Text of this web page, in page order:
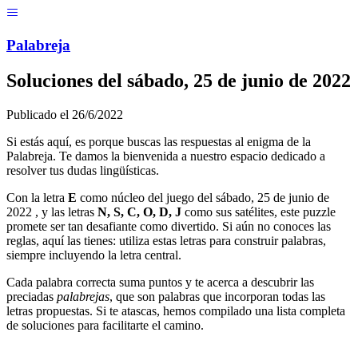
Palabreja
Soluciones del sábado, 25 de junio de 2022
Publicado el 26/6/2022
Si estás aquí, es porque buscas las respuestas al enigma de la
Palabreja. Te damos la bienvenida a nuestro espacio dedicado a
resolver tus dudas lingüísticas.
Con la letra E como núcleo del juego del sábado, 25 de junio de
2022 , y las letras N, S, C, O, D, J como sus satélites, este puzzle
promete ser tan desafiante como divertido. Si aún no conoces las
reglas, aquí las tienes: utiliza estas letras para construir palabras,
siempre incluyendo la letra central.
Cada palabra correcta suma puntos y te acerca a descubrir las
preciadas palabrejas, que son palabras que incorporan todas las
letras propuestas. Si te atascas, hemos compilado una lista completa
de soluciones para facilitarte el camino.